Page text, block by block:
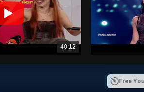
40:12
Free